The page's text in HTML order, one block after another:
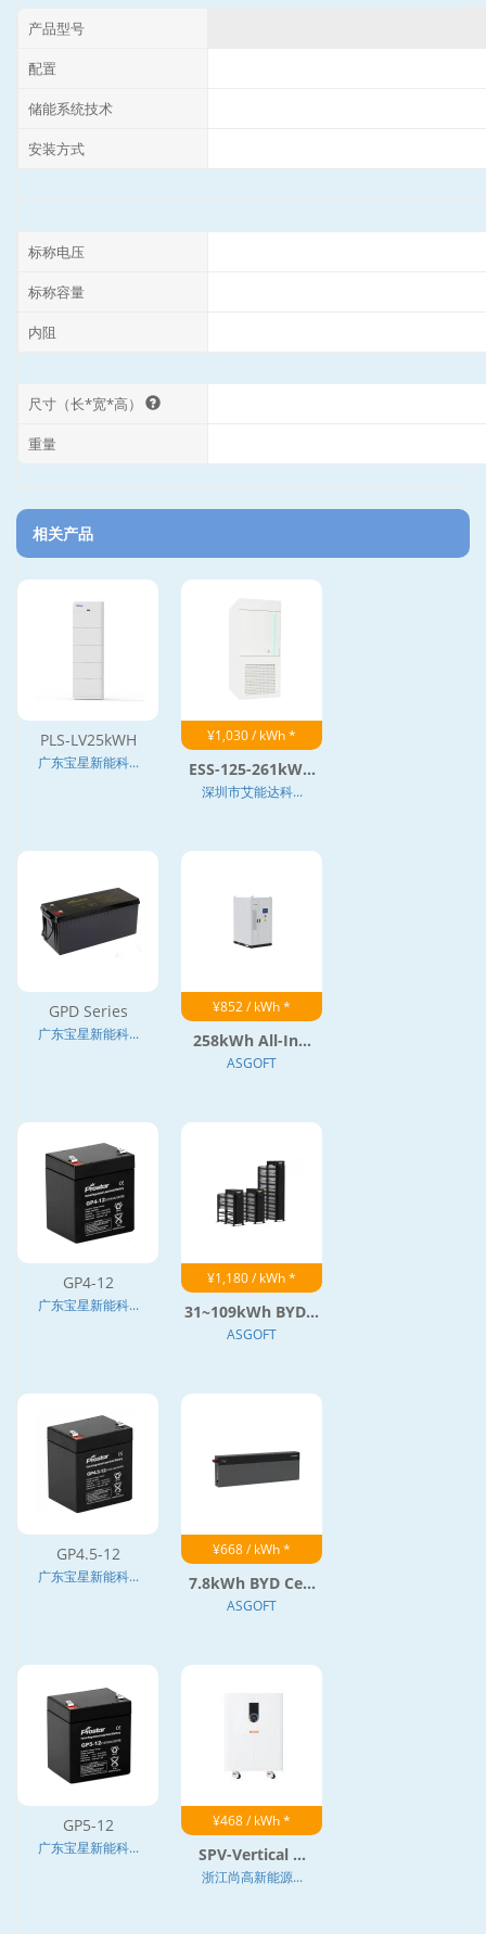
产品型号
配置
储能系统技术
安装方式
标称电压
标称容量
内阻
尺寸（长*宽*高）
重量
相关产品
PLS-LV25kWH
广东宝星新能科...
¥1,030 / kWh *
ESS-125-261kW...
深圳市艾能达科...
GPD Series
广东宝星新能科...
¥852 / kWh *
258kWh All-In...
ASGOFT
GP4-12
广东宝星新能科...
¥1,180 / kWh *
31~109kWh BYD...
ASGOFT
GP4.5-12
广东宝星新能科...
¥668 / kWh *
7.8kWh BYD Ce...
ASGOFT
GP5-12
广东宝星新能科...
¥468 / kWh *
SPV-Vertical ...
浙江尚高新能源...